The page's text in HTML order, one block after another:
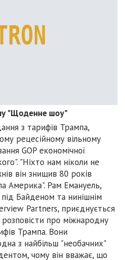
"Щоденне шоу"
з тарифів Трампа,
рецесійному вільному
GOP економічної
"Ніхто нам ніколи не
він знищив 80 років
Америка". Рам Емануель,
Байденом та нинішнім
Partners, приєднується
про міжнародну
Трампа. Вони
з найбільш "необачних"
чому він вважає, що